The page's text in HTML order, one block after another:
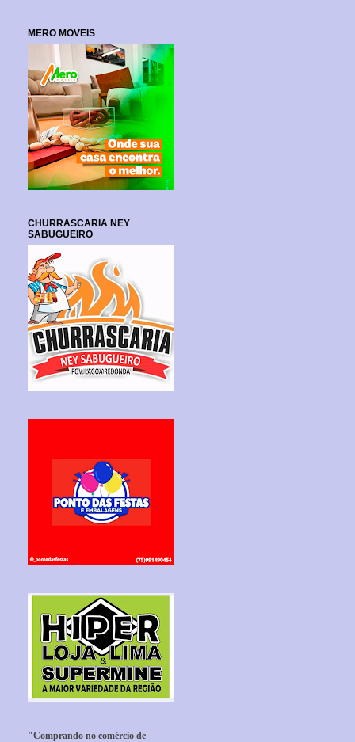
MERO MOVEIS
CHURRASCARIA NEY
SABUGUEIRO
"Comprando no comércio de